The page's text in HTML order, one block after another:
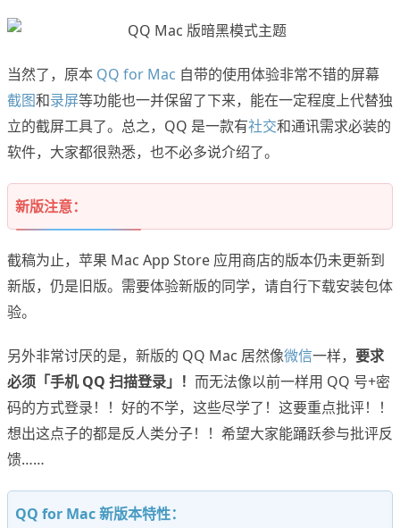
当然了，原本 QQ for Mac 自带的使用体验非常不错的屏幕
截图和录屏等功能也一并保留了下来，能在一定程度上代替独
立的截屏工具了。总之，QQ 是一款有社交和通讯需求必装的
软件，大家都很熟悉，也不必多说介绍了。
新版注意：
截稿为止，苹果 Mac App Store 应用商店的版本仍未更新到
新版，仍是旧版。需要体验新版的同学，请自行下载安装包体
验。
另外非常讨厌的是，新版的 QQ Mac 居然像微信一样， 要求
必须「手机 QQ 扫描登录」！ 而无法像以前一样用 QQ 号+密
码的方式登录！！好的不学，这些尽学了！这要重点批评！！
想出这点子的都是反人类分子！！希望大家能踊跃参与批评反
馈……
QQ for Mac 新版本特性：